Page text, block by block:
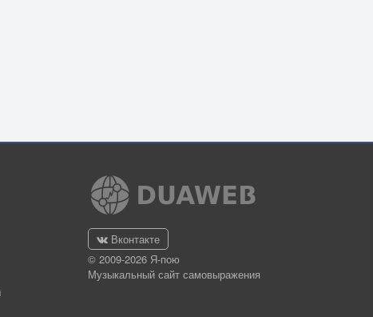
Вконтакте
© 2009-2026 Я-пою
Музыкальный сайт самовыражения